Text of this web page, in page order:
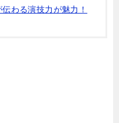
わる演技力が魅力！